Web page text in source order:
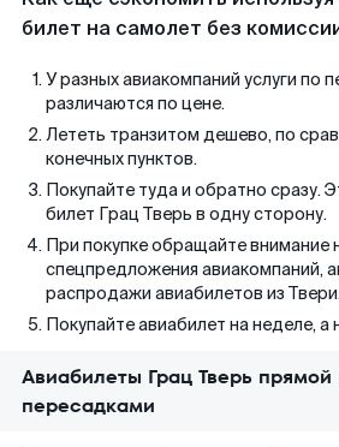
билет на самолет без
У разных авиакомпаний услуги по
различаются по цене.
Лететь транзитом дешево, по
конечных пунктов.
Покупайте туда и обратно сразу.
билет Грац Тверь в одну сторону.
При покупке обращайте внимание
спецпредложения авиакомпаний,
распродажи авиабилетов из Твери.
Покупайте авиабилет на неделе, а
Авиабилеты Грац Тверь
пересадками